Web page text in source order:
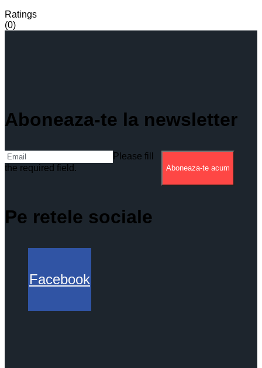
Ratings
(0)
Aboneaza-te la newsletter
Please fill
the required field.
Aboneaza-te acum
Pe retele sociale
Facebook